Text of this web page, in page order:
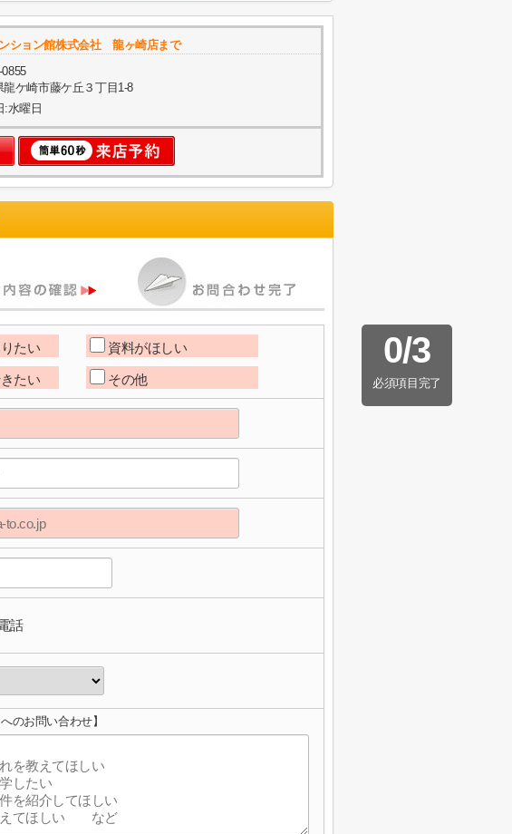
ション館株式会社 龍ヶ崎店まで
龍ケ崎市藤ケ丘３丁目1-8
:水曜日
0/3
必須項目完了
たい 資料がほしい
たい その他
話
のお問い合わせ】